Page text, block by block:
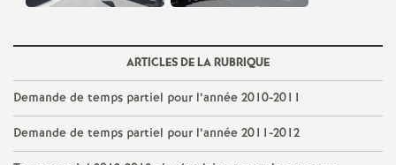
ARTICLES DE LA RUBRIQUE
Demande de temps partiel pour l’année 2010-2011
Demande de temps partiel pour l’année 2011-2012